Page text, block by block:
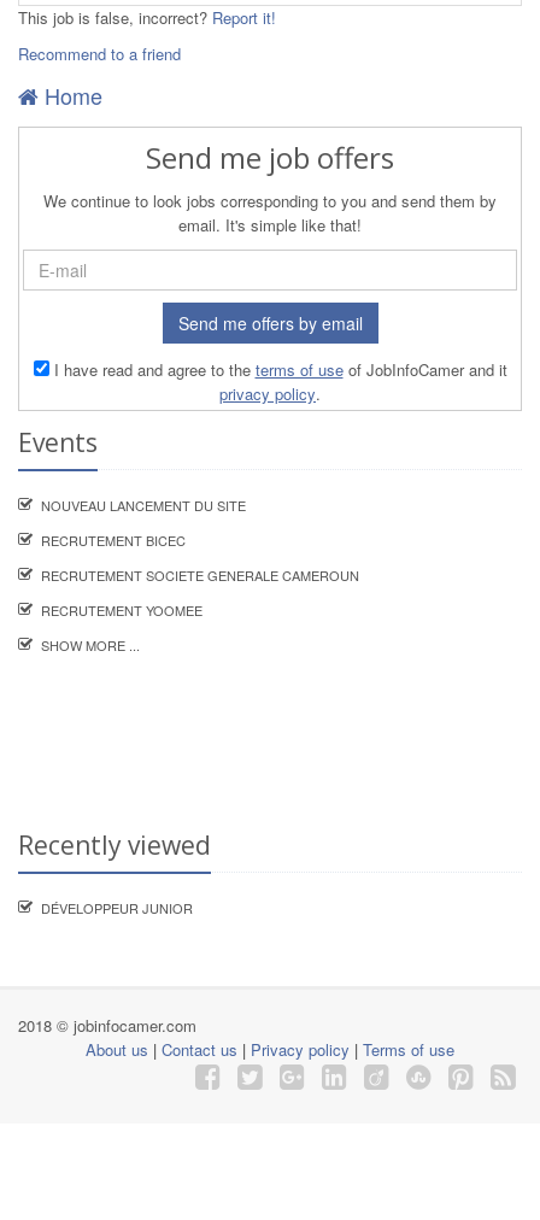
This job is false, incorrect? Report it!
Recommend to a friend
Home
Send me job offers
We continue to look jobs corresponding to you and send them by
email. It's simple like that!
Send me offers by email
I have read and agree to the terms of useof JobInfoCamer and it
privacy policy.
Events
NOUVEAU LANCEMENT DU SITE
RECRUTEMENT BICEC
RECRUTEMENT SOCIETE GENERALE CAMEROUN
RECRUTEMENT YOOMEE
SHOW MORE ...
Recently viewed
DÉVELOPPEUR JUNIOR
2018 © jobinfocamer.com
About us | Contact us | Privacy policy | Terms of use